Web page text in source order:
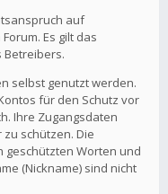
auf
Es gilt das
Betreibers.
selbst genutzt werden.
für den Schutz vor
Ihre Zugangsdaten
schützen. Die
geschützten Worten und
(Nickname) sind nicht